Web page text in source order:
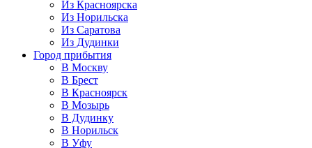
Из Красноярска
Из Норильска
Из Саратова
Из Дудинки
Город прибытия
В Москву
В Брест
В Красноярск
В Мозырь
В Дудинку
В Норильск
В Уфу